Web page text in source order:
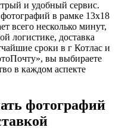
и удобный сервис.
в рамке 13х18
всего несколько минут,
логистике, доставка
сроки в г Котлас и
вы выбираете
в каждом аспекте
фотографий